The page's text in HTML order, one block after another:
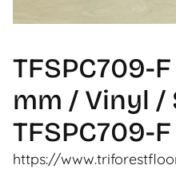
TFSPC709-
mm / Vinyl /
TFSPC709-F
https://